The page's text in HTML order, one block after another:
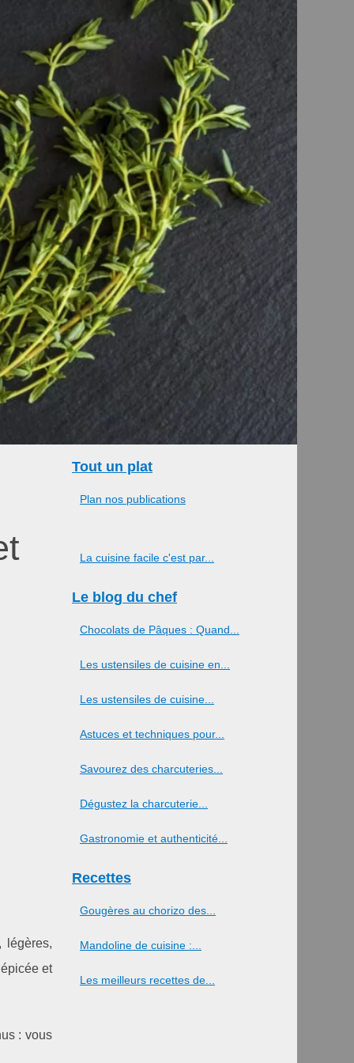
et
: vous
Tout un plat
Plan nos publications
La cuisine facile c'est par...
Le blog du chef
Chocolats de Pâques : Quand...
Les ustensiles de cuisine en...
Les ustensiles de cuisine...
Astuces et techniques pour...
Savourez des charcuteries...
Dégustez la charcuterie...
Gastronomie et authenticité...
Recettes
Gougères au chorizo des...
Mandoline de cuisine :...
Les meilleurs recettes de...